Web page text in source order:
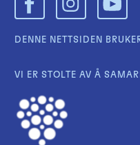
DENNE NETTSIDEN
VI ER STOLTE AV Å